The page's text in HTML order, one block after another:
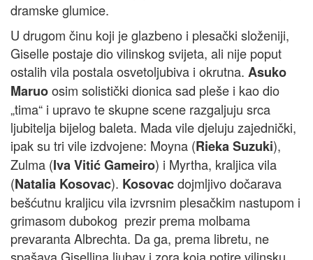
dramske glumice.
U drugom činu koji je glazbeno i plesački složeniji,
Giselle postaje dio vilinskog svijeta, ali nije poput
ostalih vila postala osvetoljubiva i okrutna. Asuko
Maruoosim solistički dionica sad pleše i kao dio
„tima“ i upravo te skupne scene razgaljuju srca
ljubitelja bijelog baleta. Mada vile djeluju zajednički,
ipak su tri vile izdvojene: Moyna (Rieka Suzuki),
Zulma (Iva Vitić Gameiro) i Myrtha, kraljica vila
(Natalia Kosovac). Kosovacdojmljivo dočarava
bešćutnu kraljicu vila izvrsnim plesačkim nastupom i
grimasom dubokog prezir prema molbama
prevaranta Albrechta. Da ga, prema libretu, ne